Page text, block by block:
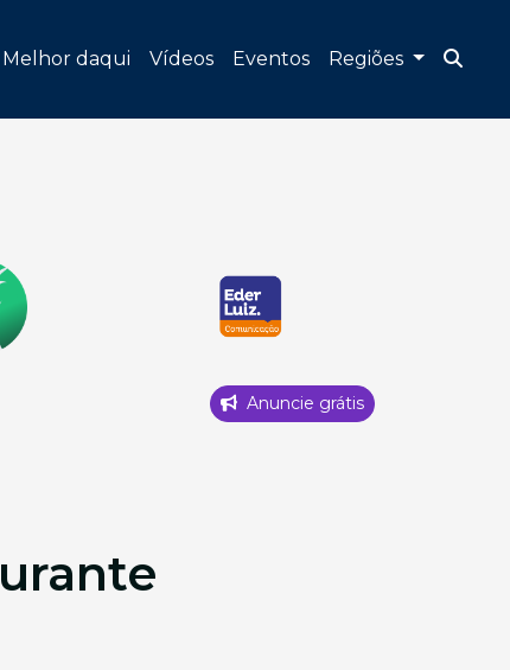
Melhor daqui Vídeos Eventos Regiões
Anuncie grátis